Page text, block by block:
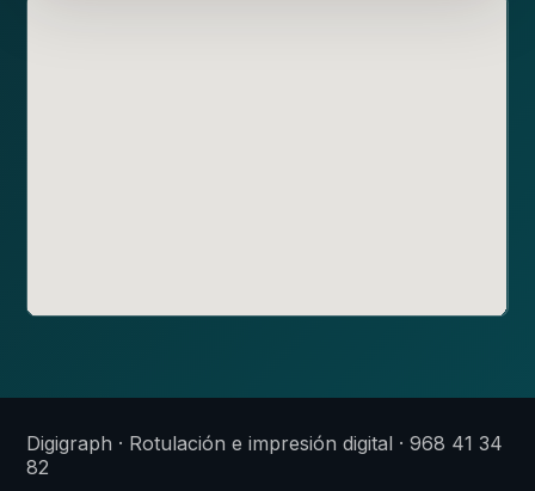
Digigraph · Rotulación e impresión digital · 968 41 34
82